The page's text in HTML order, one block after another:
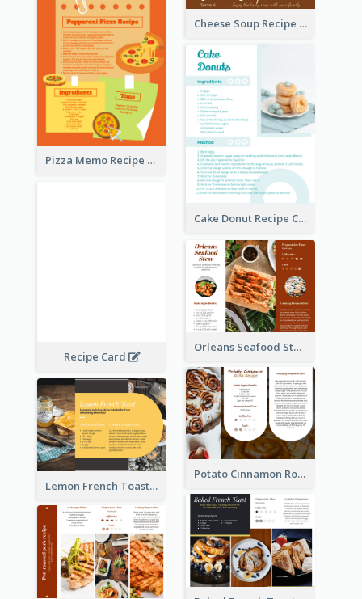
Cheese Soup Recipe Card
Pizza Memo Recipe Card
Cake Donut Recipe Card
Recipe Card
Orleans Seafood Stew Recipe Card
Potato Cinnamon Rolla Recipe Card
Lemon French Toast Recipe Card